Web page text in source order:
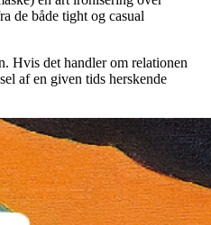
de både tight og casual
Hvis det handler om relationen
af en given tids herskende